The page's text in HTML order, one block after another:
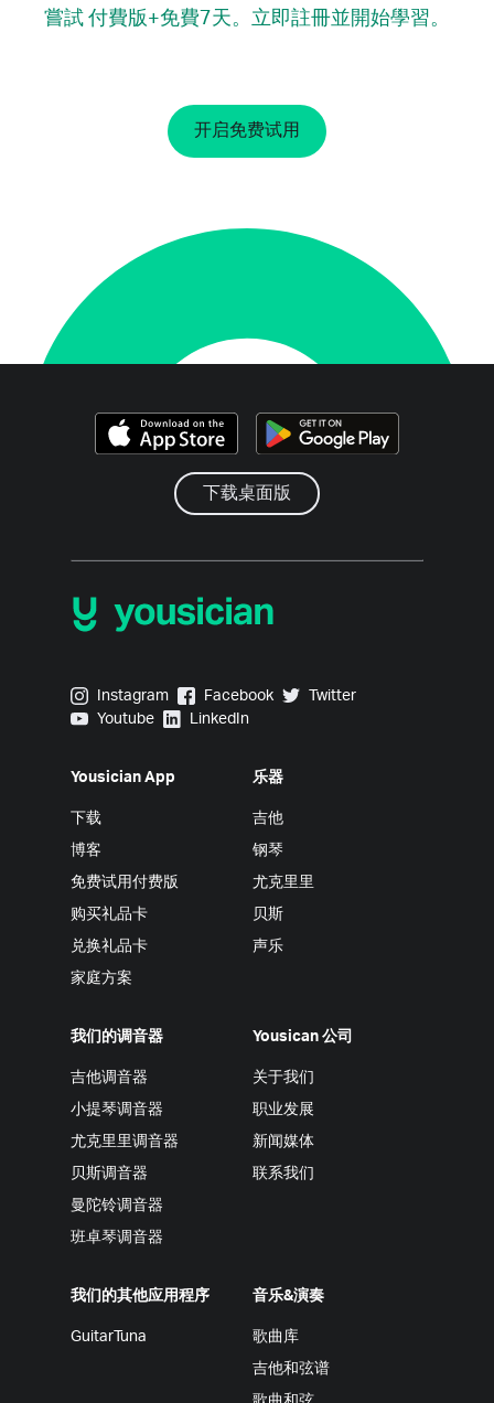
嘗試 付費版+免費7天。立即註冊並開始學習。
开启免费试用
下载桌面版
Yousician on Instagram
Instagram Yousician on Facebook
Facebook Yousician on Twitter
Twitter
Yousician on Youtube
Youtube Yousician on LinkedIn
LinkedIn
Yousician App
下载
博客
免费试用付费版
购买礼品卡
兑换礼品卡
家庭方案
乐器
吉他
钢琴
尤克里里
贝斯
声乐
我们的调音器
吉他调音器
小提琴调音器
尤克里里调音器
贝斯调音器
曼陀铃调音器
班卓琴调音器
Yousican 公司
关于我们
职业发展
新闻媒体
联系我们
我们的其他应用程序
GuitarTuna
音乐&演奏
歌曲库
吉他和弦谱